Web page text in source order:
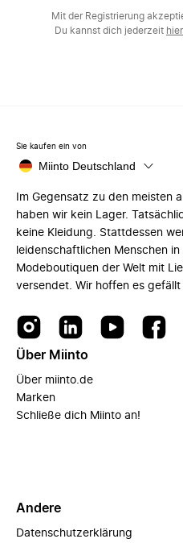
Mit der Registrierung
Du kannst dich jederzeit hier
Sie kaufen ein von
Miinto Deutschland
Im Gegensatz zu den meisten
haben wir kein Lager.
keine Kleidung. Stattdessen
leidenschaftlichen Menschen
Modeboutiquen der Welt mit
versendet. Wir hoffen es gefällt
Über Miinto
Über miinto.de
Marken
Schließe dich Miinto an!
Andere
Datenschutzerklärung